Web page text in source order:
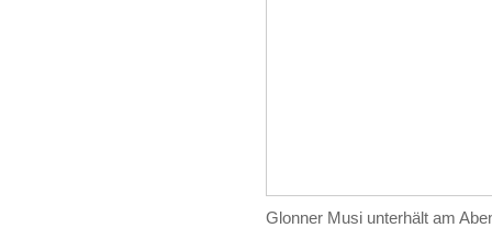
Glonner Musi unterhält am